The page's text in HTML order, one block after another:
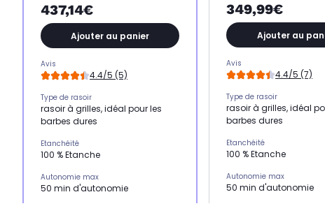
437,14€
Ajouter au panier
Avis
4.4/5 (5)
Type de rasoir
rasoir à grilles, idéal pour les
barbes dures
Etanchéité
100 % Etanche
Autonomie max
50 min d'autonomie
349,99€
Ajouter au
Avis
4.4/5 (7)
Type de rasoir
rasoir à grilles, idéal
barbes dures
Etanchéité
100 % Etanche
Autonomie max
50 min d'autonomie